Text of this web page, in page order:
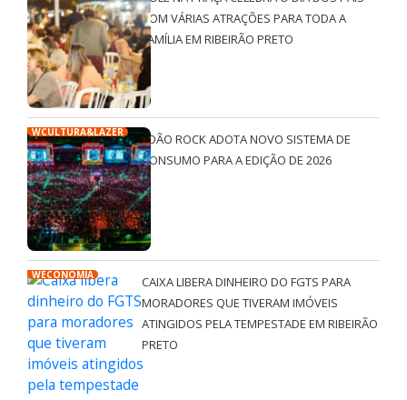
COM VÁRIAS ATRAÇÕES PARA TODA A
FAMÍLIA EM RIBEIRÃO PRETO
WCULTURA&LAZER
JOÃO ROCK ADOTA NOVO SISTEMA DE
CONSUMO PARA A EDIÇÃO DE 2026
WECONOMIA
CAIXA LIBERA DINHEIRO DO FGTS PARA
MORADORES QUE TIVERAM IMÓVEIS
ATINGIDOS PELA TEMPESTADE EM RIBEIRÃO
PRETO